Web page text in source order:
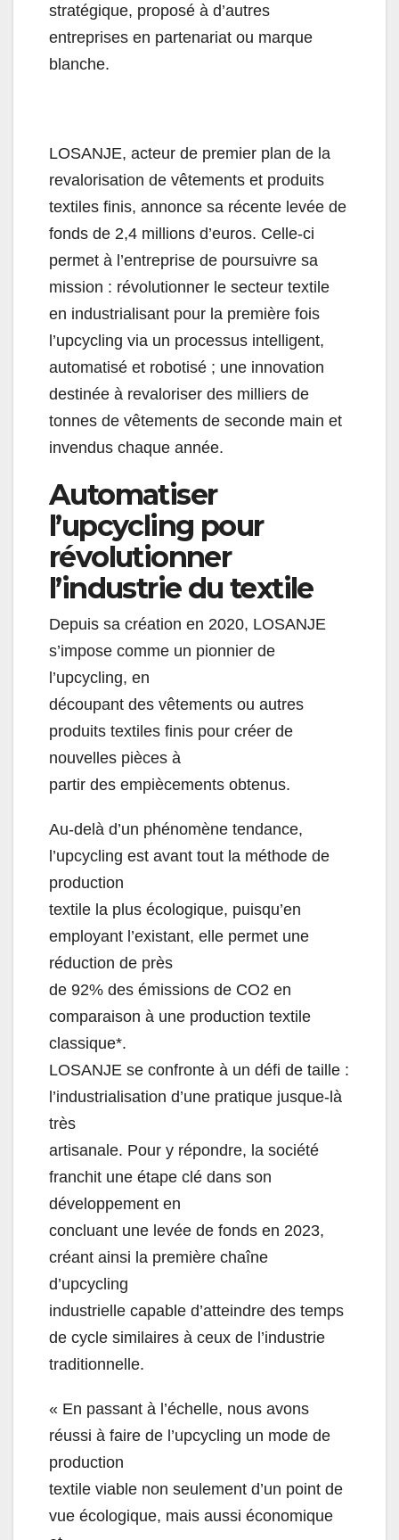
stratégique, proposé à d’autres
entreprises en partenariat ou marque
blanche.
LOSANJE, acteur de premier plan de la
revalorisation de vêtements et produits
textiles finis, annonce sa récente levée de
fonds de 2,4 millions d’euros. Celle-ci
permet à l’entreprise de poursuivre sa
mission : révolutionner le secteur textile
en industrialisant pour la première fois
l’upcycling via un processus intelligent,
automatisé et robotisé ; une innovation
destinée à revaloriser des milliers de
tonnes de vêtements de seconde main et
invendus chaque année.
Automatiser
l’upcycling pour
révolutionner
l’industrie du textile
Depuis sa création en 2020, LOSANJE
s’impose comme un pionnier de
l’upcycling, en
découpant des vêtements ou autres
produits textiles finis pour créer de
nouvelles pièces à
partir des empiècements obtenus.
Au-delà d’un phénomène tendance,
l’upcycling est avant tout la méthode de
production
textile la plus écologique, puisqu’en
employant l’existant, elle permet une
réduction de près
de 92% des émissions de CO2 en
comparaison à une production textile
classique*.
LOSANJE se confronte à un défi de taille :
l’industrialisation d’une pratique jusque-là
très
artisanale. Pour y répondre, la société
franchit une étape clé dans son
développement en
concluant une levée de fonds en 2023,
créant ainsi la première chaîne
d’upcycling
industrielle capable d’atteindre des temps
de cycle similaires à ceux de l’industrie
traditionnelle.
« En passant à l’échelle, nous avons
réussi à faire de l’upcycling un mode de
production
textile viable non seulement d’un point de
vue écologique, mais aussi économique